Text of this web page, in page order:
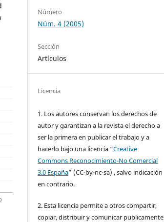
Número
Núm. 4 (2005)
Sección
Artículos
Licencia
1. Los autores conservan los derechos de
autor y garantizan a la revista el derecho a
ser la primera en publicar el trabajo y a
hacerlo bajo una licencia “Creative
Commons Reconocimiento-No Comercial
3.0 España” (CC-by-nc-sa) , salvo indicación
en contrario.
2. Esta licencia permite a otros compartir,
copiar, distribuir y comunicar publicamente